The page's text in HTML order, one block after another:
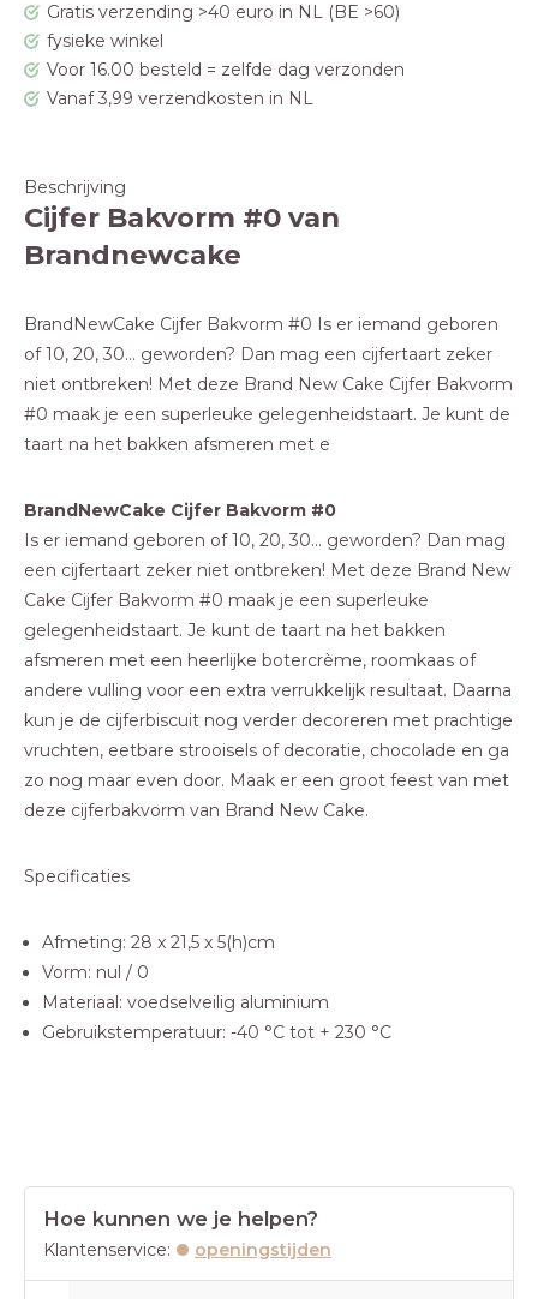
Gratis verzending >40 euro in NL (BE >60)
fysieke winkel
Voor 16.00 besteld = zelfde dag verzonden
Vanaf 3,99 verzendkosten in NL
Beschrijving
Cijfer Bakvorm #0 van
Brandnewcake
BrandNewCake Cijfer Bakvorm #0 Is er iemand geboren
of 10, 20, 30... geworden? Dan mag een cijfertaart zeker
niet ontbreken! Met deze Brand New Cake Cijfer Bakvorm
#0 maak je een superleuke gelegenheidstaart. Je kunt de
taart na het bakken afsmeren met e
BrandNewCake Cijfer Bakvorm #0
Is er iemand geboren of 10, 20, 30... geworden? Dan mag
een cijfertaart zeker niet ontbreken! Met deze Brand New
Cake Cijfer Bakvorm #0 maak je een superleuke
gelegenheidstaart. Je kunt de taart na het bakken
afsmeren met een heerlijke botercrème, roomkaas of
andere vulling voor een extra verrukkelijk resultaat. Daarna
kun je de cijferbiscuit nog verder decoreren met prachtige
vruchten, eetbare strooisels of decoratie, chocolade en ga
zo nog maar even door. Maak er een groot feest van met
deze cijferbakvorm van Brand New Cake.
Specificaties
Afmeting: 28 x 21,5 x 5(h)cm
Vorm: nul / 0
Materiaal: voedselveilig aluminium
Gebruikstemperatuur: -40 °C tot + 230 °C
Hoe kunnen we je helpen?
Klantenservice: openingstijden